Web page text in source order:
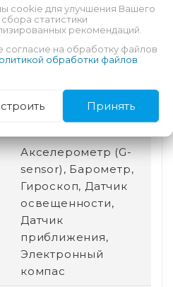
Для работы, Для
чтения
Нет
Bluetooth, Wi-Fi, 5G
Акселерометр (G-
sensor), Барометр,
Гироскоп, Датчик
освещенности,
Датчик
приближения,
Электронный
компас
cookie для улучшения Вашего
статистики
рекомендаций.
согласие на обработку файлов
обработки файлов
Принять